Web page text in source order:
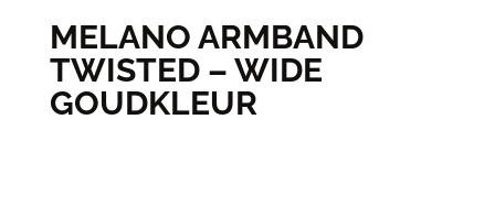
MELANO ARMBAND
TWISTED – WIDE
GOUDKLEUR